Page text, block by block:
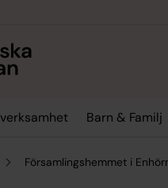
Barn & Familj
Församlingshemmet i